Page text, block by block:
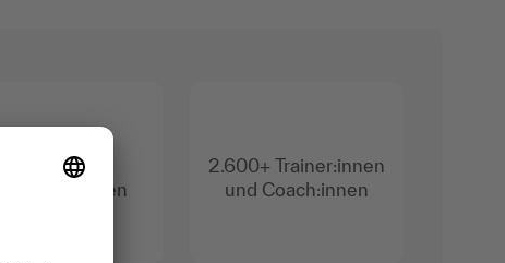
3.600+
2.600+ Trainer:innen
und Coach:innen